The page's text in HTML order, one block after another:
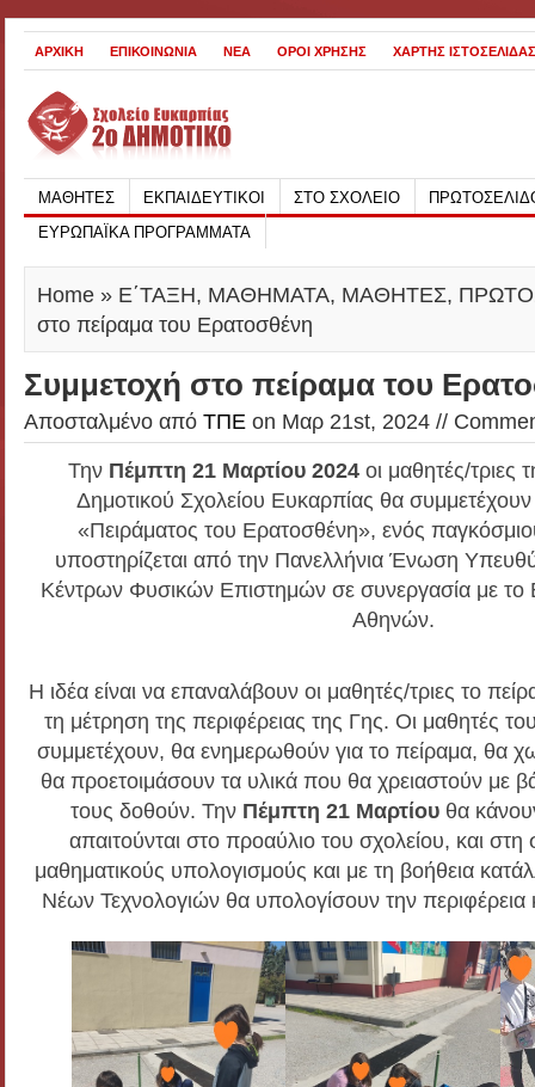
ΑΡΧΙΚΗ ΕΠΙΚΟΙΝΩΝΙΑ ΝΕΑ ΟΡΟΙ ΧΡΗΣΗΣ ΧΑΡΤΗΣ ΙΣΤΟΣΕΛΙΔΑΣ
ΜΑΘΗΤΕΣ ΕΚΠΑΙΔΕΥΤΙΚΟΙ ΣΤΟ ΣΧΟΛΕΙΟ
ΕΥΡΩΠΑΪΚΑ ΠΡΟΓΡΑΜΜΑΤΑ
Home » Ε΄ΤΑΞΗ, ΜΑΘΗΜΑΤΑ, ΜΑΘΗΤΕΣ,
στο πείραμα του Ερατοσθένη
Συμμετοχή στο πείραμα του
Αποσταλμένο από ΤΠΕ on Μαρ 21st, 2024 //
Την Πέμπτη 21 Μαρτίου 2024οι μαθητές/τριες
Δημοτικού Σχολείου Ευκαρπίας θα
«Πειράματος του Ερατοσθένη», ενός
υποστηρίζεται από την Πανελλήνια Ένωση
Κέντρων Φυσικών Επιστημών σε συνεργασία με το
Αθηνών.
Η ιδέα είναι να επαναλάβουν οι μαθητές/τριες το
τη μέτρηση της περιφέρειας της Γης. Οι μαθητές
συμμετέχουν, θα ενημερωθούν για το πείραμα, θα
θα προετοιμάσουν τα υλικά που θα χρειαστούν με
τους δοθούν. Την Πέμπτη 21 Μαρτίου θα
απαιτούνται στο προαύλιο του σχολείου, και
μαθηματικούς υπολογισμούς και με τη βοήθεια
Νέων Τεχνολογιών θα υπολογίσουν την περιφέρεια